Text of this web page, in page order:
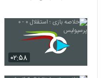
۰۲:۵۸